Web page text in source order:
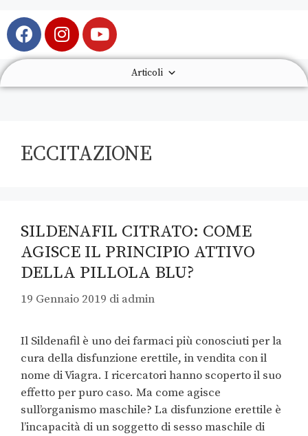
Articoli
ECCITAZIONE
SILDENAFIL CITRATO: COME
AGISCE IL PRINCIPIO ATTIVO
DELLA PILLOLA BLU?
19 Gennaio 2019 di admin
Il Sildenafil è uno dei farmaci più conosciuti per la
cura della disfunzione erettile, in vendita con il
nome di Viagra. I ricercatori hanno scoperto il suo
effetto per puro caso. Ma come agisce
sull’organismo maschile? La disfunzione erettile è
l’incapacità di un soggetto di sesso maschile di